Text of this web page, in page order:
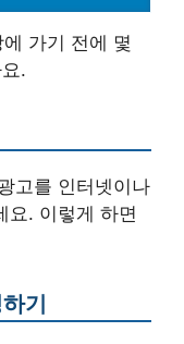
가기 전에 몇
.
고를 인터넷이나
요. 이렇게 하면
기